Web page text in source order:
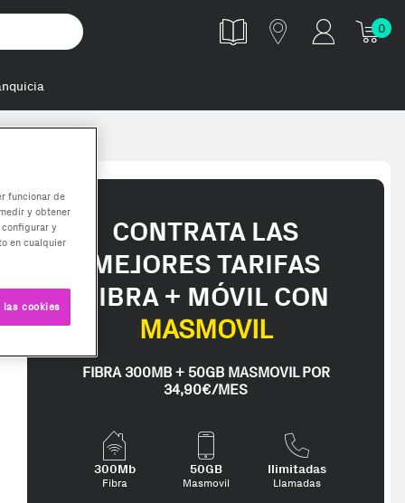
0
CONTRATA LAS
MEJORES TARIFAS
FIBRA + MÓVIL CON
MASMOVIL
FIBRA 300MB + 50GB MASMOVIL POR
34,90€/MES
300Mb
Fibra
50GB
Masmovil
Ilimitadas
Llamadas
funcionar de
y obtener
y
en cualquier
cookies